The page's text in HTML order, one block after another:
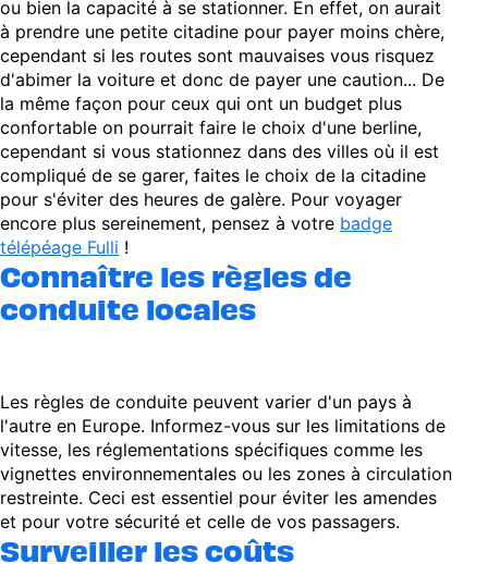
ou bien la capacité à se stationner. En effet, on aurait
à prendre une petite citadine pour payer moins chère,
cependant si les routes sont mauvaises vous risquez
d'abimer la voiture et donc de payer une caution... De
la même façon pour ceux qui ont un budget plus
confortable on pourrait faire le choix d'une berline,
cependant si vous stationnez dans des villes où il est
compliqué de se garer, faites le choix de la citadine
pour s'éviter des heures de galère. Pour voyager
encore plus sereinement, pensez à votre badge
télépéage Fulli !
Connaître les règles de
conduite locales
Les règles de conduite peuvent varier d'un pays à
l'autre en Europe. Informez-vous sur les limitations de
vitesse, les réglementations spécifiques comme les
vignettes environnementales ou les zones à circulation
restreinte. Ceci est essentiel pour éviter les amendes
et pour votre sécurité et celle de vos passagers.
Surveiller les coûts